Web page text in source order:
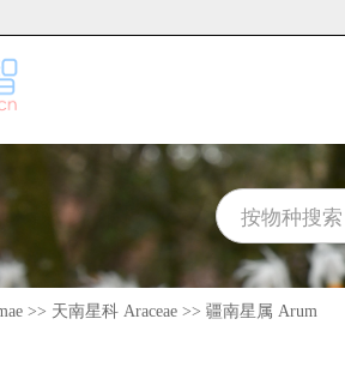
>> 天南星科 Araceae >> 疆南星属 Arum